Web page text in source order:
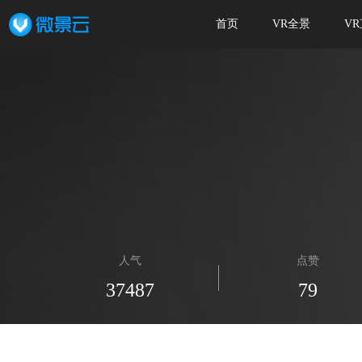
首页 VR全景 VR
人气
37487
点赞
79